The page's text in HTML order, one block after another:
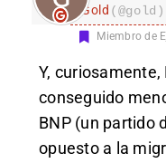
Gold (@gold)
Miembro de
Y,
conseguido
BNP (un partido
opuesto a la